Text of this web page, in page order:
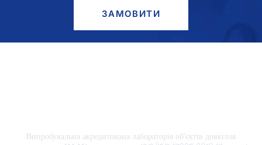
ЗАМОВИТИ
Випробувальна акредитована лабораторія об’єктів довкілля